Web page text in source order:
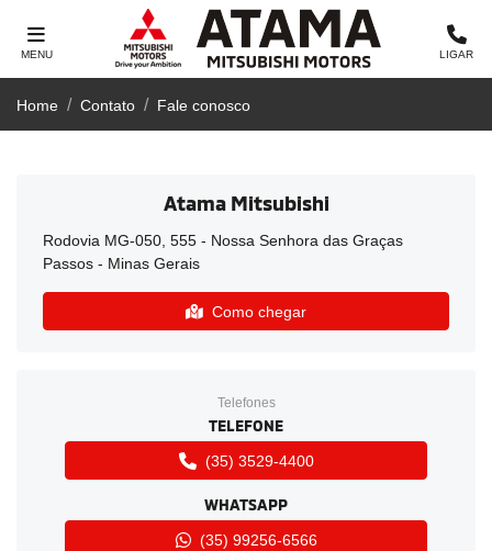
MENU LIGAR
Home Contato Fale conosco
Atama Mitsubishi
Rodovia MG-050, 555 - Nossa Senhora das Graças
Passos - Minas Gerais
Como chegar
Telefones
TELEFONE
(35) 3529-4400
WHATSAPP
(35) 99256-6566